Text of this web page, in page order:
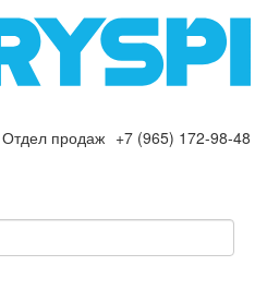
Отдел продаж +7 (965) 172-98-48